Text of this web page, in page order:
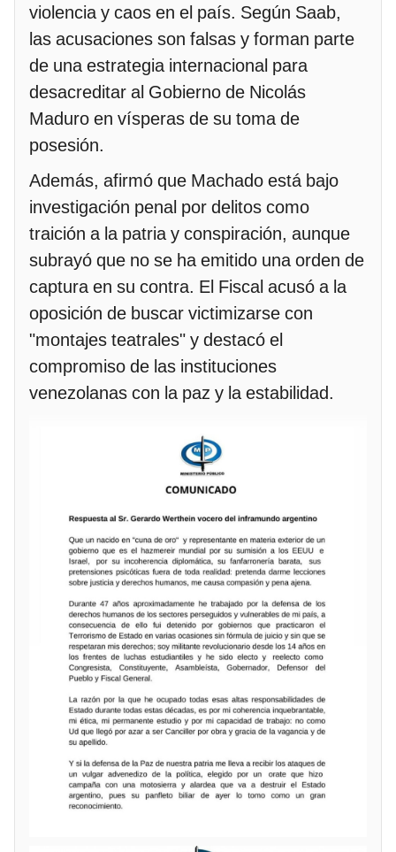
violencia y caos en el país. Según Saab,
las acusaciones son falsas y forman parte
de una estrategia internacional para
desacreditar al Gobierno de Nicolás
Maduro en vísperas de su toma de
posesión.
Además, afirmó que Machado está bajo
investigación penal por delitos como
traición a la patria y conspiración, aunque
subrayó que no se ha emitido una orden de
captura en su contra. El Fiscal acusó a la
oposición de buscar victimizarse con
"montajes teatrales" y destacó el
compromiso de las instituciones
venezolanas con la paz y la estabilidad.